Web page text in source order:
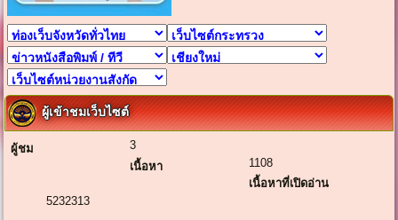
ผู้เข้าชมเว็บไซต์
ผู้ชม
3
เนื้อหา
1108
เนื้อหาที่เปิดอ่าน
5232313